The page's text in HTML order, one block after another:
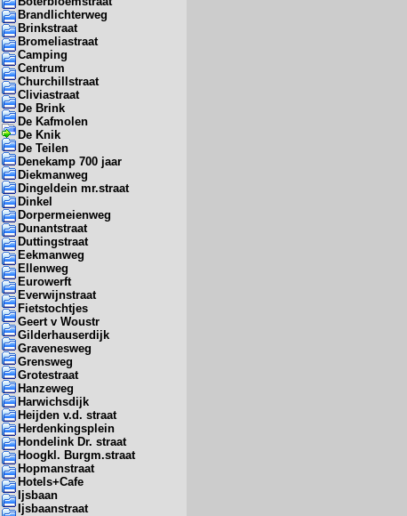
Brandlichterweg
Brinkstraat
Bromeliastraat
Camping
Centrum
Churchillstraat
Cliviastraat
De Brink
De Kafmolen
De Knik
De Teilen
Denekamp 700 jaar
Diekmanweg
Dingeldein mr.straat
Dinkel
Dorpermeienweg
Dunantstraat
Duttingstraat
Eekmanweg
Ellenweg
Eurowerft
Everwijnstraat
Fietstochtjes
Geert v Woustr
Gilderhauserdijk
Gravenesweg
Grensweg
Grotestraat
Hanzeweg
Harwichsdijk
Heijden v.d. straat
Herdenkingsplein
Hondelink Dr. straat
Hoogkl. Burgm.straat
Hopmanstraat
Hotels+Cafe
Ijsbaan
Ijsbaanstraat